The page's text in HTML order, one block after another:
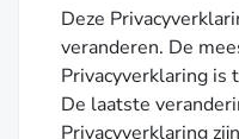
Deze
veranderen. De
Privacyverklaring is
De laatste
Privacyverklaring